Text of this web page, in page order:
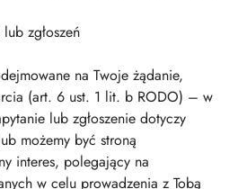
zgłoszeń
na Twoje żądanie,
(art. 6 ust. 1 lit. b RODO) – w
lub zgłoszenie dotyczy
możemy być stroną
interes, polegający na
w celu prowadzenia z Tobą